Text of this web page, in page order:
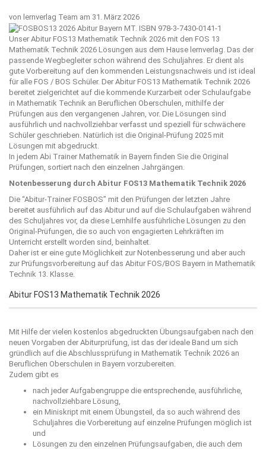
von lernverlag Team am 31. März 2026
Unser Abitur FOS13 Mathematik Technik 2026 mit den FOS 13
Mathematik Technik 2026 Lösungen aus dem Hause lernverlag . Das der
passende Wegbegleiter schon während des Schuljahres. Er dient als
gute Vorbereitung auf den kommenden Leistungsnachweis und ist ideal
für alle FOS / BOS Schüler. Der Abitur FOS13 Mathematik Technik 2026
bereitet zielgerichtet auf die kommende Kurzarbeit oder Schulaufgabe
in Mathematik Technik an Beruflichen Oberschulen, mithilfe der
Prüfungen aus den vergangenen Jahren, vor. Die Lösungen sind
ausführlich und nachvollziehbar verfasst und speziell für schwächere
Schüler geschrieben. Natürlich ist die Original-Prüfung 2025 mit
Lösungen mit abgedruckt.
In jedem Abi Trainer Mathematik in Bayern finden Sie die Original
Prüfungen, sortiert nach den einzelnen Jahrgängen.
Notenbesserung durch Abitur FOS13 Mathematik Technik 2026
Die “Abitur-Trainer FOSBOS” mit den Prüfungen der letzten Jahre
bereitet ausführlich auf das Abitur und auf die Schulaufgaben während
des Schuljahres vor, da diese Lernhilfe ausführliche Lösungen zu den
Original-Prüfungen, die so auch von engagierten Lehrkräften im
Unterricht erstellt worden sind, beinhaltet.
Daher ist er eine gute Möglichkeit zur Notenbesserung und aber auch
zur Prüfungsvorbereitung auf das Abitur FOS/BOS Bayern in Mathematik
Technik 13. Klasse.
Abitur FOS13 Mathematik Technik 2026
Mit Hilfe der vielen kostenlos abgedruckten Übungsaufgaben nach den
neuen Vorgaben der Abiturprüfung, ist das der ideale Band um sich
gründlich auf die Abschlussprüfung in Mathematik Technik 2026 an
Beruflichen Oberschulen in Bayern vorzubereiten.
Zudem gibt es
nach jeder Aufgabengruppe die entsprechende, ausführliche,
nachvollziehbare Lösung,
ein Miniskript mit einem Übungsteil, da so auch während des
Schuljahres die Vorbereitung auf einzelne Prüfungen möglich ist
und
Lösungen zu den einzelnen Prüfungsaufgaben, die auch dem